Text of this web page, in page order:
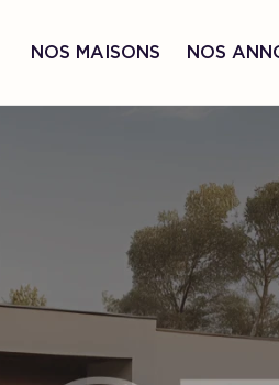
NOS MAISONS NOS